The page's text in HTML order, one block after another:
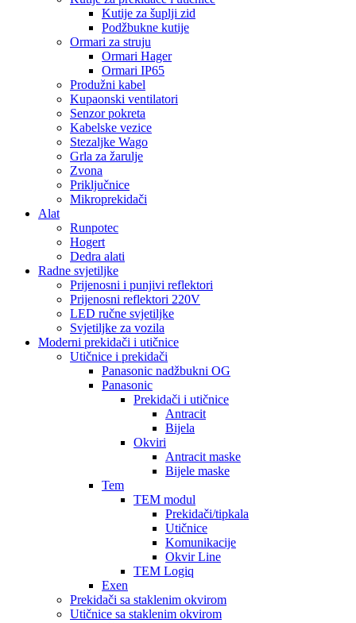
Kutije za šuplji zid
Podžbukne kutije
Ormari za struju
Ormari Hager
Ormari IP65
Produžni kabel
Kupaonski ventilatori
Senzor pokreta
Kabelske vezice
Stezaljke Wago
Grla za žarulje
Zvona
Priključnice
Mikroprekidači
Alat
Runpotec
Hogert
Dedra alati
Radne svjetiljke
Prijenosni i punjivi reflektori
Prijenosni reflektori 220V
LED ručne svjetiljke
Svjetiljke za vozila
Moderni prekidači i utičnice
Utičnice i prekidači
Panasonic nadžbukni OG
Panasonic
Prekidači i utičnice
Antracit
Bijela
Okviri
Antracit maske
Bijele maske
Tem
TEM modul
Prekidači/tipkala
Utičnice
Komunikacije
Okvir Line
TEM Logiq
Exen
Prekidači sa staklenim okvirom
Utičnice sa staklenim okvirom